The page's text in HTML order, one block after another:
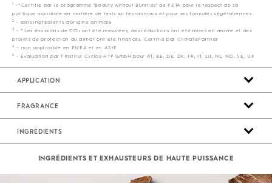
1 –*Certifié par le programme "Beauty without Bunnies" de PETA pour le respect de sa
politique mondiale en matière de tests sur les animaux et pour ses formules végétaliennes.
2 – sans ingrédients d’origine animale
3 – ³ Les émissions de CO₂ ont été mesurées, des réductions ont été mises en œuvre et des
projets de protection du climat ont été financés. Certifié par ClimatePartner
4 – non applicable en EMEA et en ASIE
6 - Évaluation par l’Institut Cyclos-HTP GmbH pour AT, BE, DE, DK, FR, IT, LU, NL, NO, SE, UK
APPLICATION
FRAGRANCE
INGRÉDIENTS
INGRÉDIENTS ET EXHAUSTEURS DE HAUTE PUISSANCE